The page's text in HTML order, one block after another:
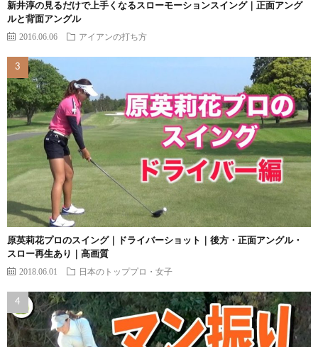
新井淳の見るだけで上手くなるスローモーションスイング｜正面アング
ルと背面アングル
2016.06.06 アイアンの打ち方
原英莉花プロのスイング｜ドライバーショット｜後方・正面アングル・
スロー再生あり｜高画質
2018.06.01 日本のトッププロ・女子